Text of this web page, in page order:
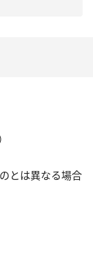
とは異なる場合